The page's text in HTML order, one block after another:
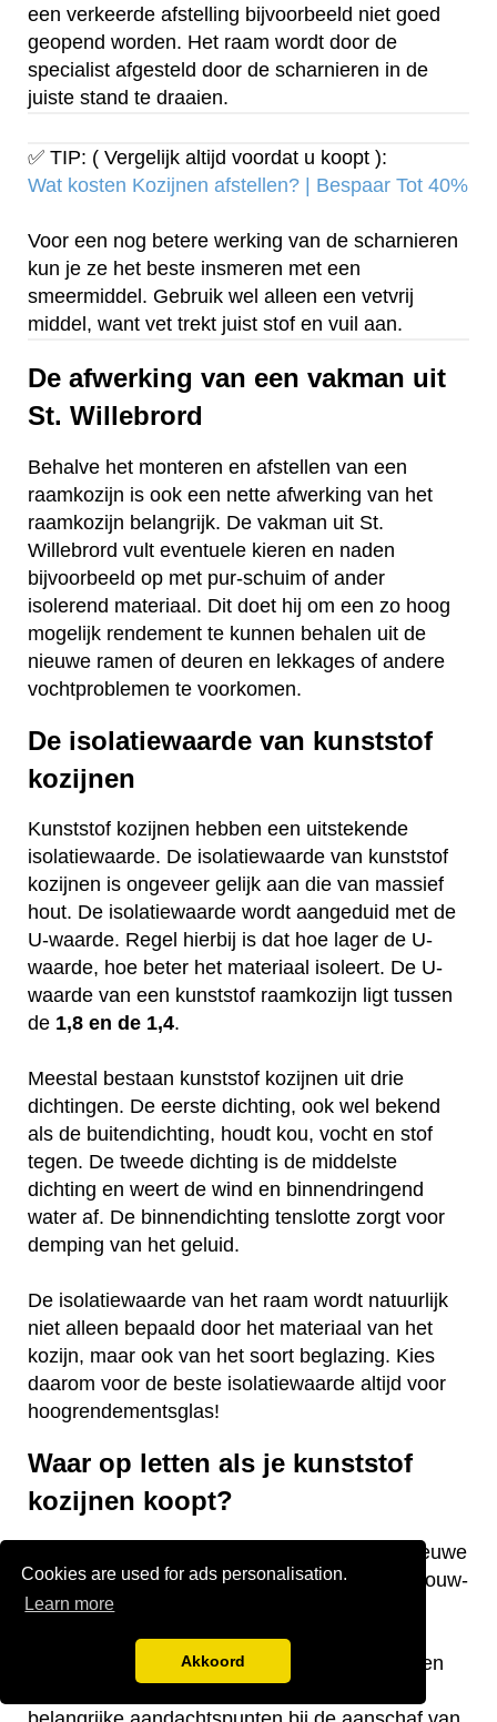
Cookies are used for ads personalisation.
Learn more
Akkoord
een verkeerde afstelling bijvoorbeeld niet goed
geopend worden. Het raam wordt door de
specialist afgesteld door de scharnieren in de
juiste stand te draaien.
✅ TIP: ( Vergelijk altijd voordat u koopt ):
Wat kosten Kozijnen afstellen? | Bespaar Tot 40%‎
Voor een nog betere werking van de scharnieren
kun je ze het beste insmeren met een
smeermiddel. Gebruik wel alleen een vetvrij
middel, want vet trekt juist stof en vuil aan.
De afwerking van een vakman uit
St. Willebrord
Behalve het monteren en afstellen van een
raamkozijn is ook een nette afwerking van het
raamkozijn belangrijk. De vakman uit St.
Willebrord vult eventuele kieren en naden
bijvoorbeeld op met pur-schuim of ander
isolerend materiaal. Dit doet hij om een zo hoog
mogelijk rendement te kunnen behalen uit de
nieuwe ramen of deuren en lekkages of andere
vochtproblemen te voorkomen.
De isolatiewaarde van kunststof
kozijnen
Kunststof kozijnen hebben een uitstekende
isolatiewaarde. De isolatiewaarde van kunststof
kozijnen is ongeveer gelijk aan die van massief
hout. De isolatiewaarde wordt aangeduid met de
U-waarde. Regel hierbij is dat hoe lager de U-
waarde, hoe beter het materiaal isoleert. De U-
waarde van een kunststof raamkozijn ligt tussen
de 1,8 en de 1,4.
Meestal bestaan kunststof kozijnen uit drie
dichtingen. De eerste dichting, ook wel bekend
als de buitendichting, houdt kou, vocht en stof
tegen. De tweede dichting is de middelste
dichting en weert de wind en binnendringend
water af. De binnendichting tenslotte zorgt voor
demping van het geluid.
De isolatiewaarde van het raam wordt natuurlijk
niet alleen bepaald door het materiaal van het
kozijn, maar ook van het soort beglazing. Kies
daarom voor de beste isolatiewaarde altijd voor
hoogrendementsglas!
Waar op letten als je kunststof
kozijnen koopt?
Vraag je je af waar je op moet letten als je nieuwe
kunststof kozijnen gaat kopen voor je nieuwbouw-
of bestaande woning? Wij hebben een aantal
nuttige tips voor je! De keurmerken van de
kozijnen, welke isolatiewaarde je nodig hebt en
welk raamtype je wilt laten plaatsen zijn